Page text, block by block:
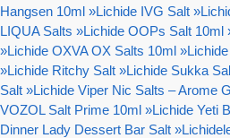
Hangsen 10ml »Lichide IVG Salt »
LIQUA Salts »Lichide OOPs Salt 10ml
»Lichide OXVA OX Salts 10ml »
»Lichide Ritchy Salt »Lichide Sukka
Salt »Lichide Viper Nic Salts – Arome
VOZOL Salt Prime 10ml »Lichide Yeti
Dinner Lady Dessert Bar Salt »